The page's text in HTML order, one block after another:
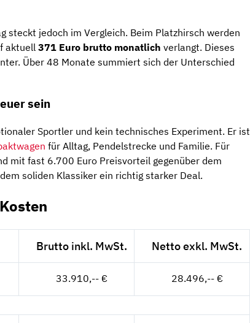
steckt jedoch im Vergleich. Beim Platzhirsch werden
aktuell 371 Euro brutto monatlich verlangt. Dieses
Über 48 Monate summiert sich der Unterschied
sein
Sportler und kein technisches Experiment. Er ist
für Alltag, Pendelstrecke und Familie. Für
mit fast 6.700 Euro Preisvorteil gegenüber dem
soliden Klassiker ein richtig starker Deal.
Brutto inkl. MwSt. Netto exkl. MwSt.
33.910,-- € 28.496,-- €